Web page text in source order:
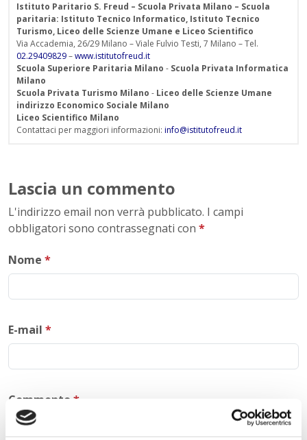
Istituto Paritario S. Freud – Scuola Privata Milano – Scuola
paritaria: Istituto Tecnico Informatico, Istituto Tecnico
Turismo, Liceo delle Scienze Umane e Liceo Scientifico
Via Accademia, 26/29 Milano – Viale Fulvio Testi, 7 Milano – Tel.
02.29409829–www.istitutofreud.it
Scuola Superiore Paritaria Milano - Scuola Privata Informatica
Milano
Scuola Privata Turismo Milano - Liceo delle Scienze Umane
indirizzo Economico Sociale Milano
Liceo Scientifico Milano
Contattaci per maggiori informazioni: info@istitutofreud.it
Lascia un commento
L'indirizzo email non verrà pubblicato. I campi
obbligatori sono contrassegnati con *
Nome *
E-mail *
Commento *